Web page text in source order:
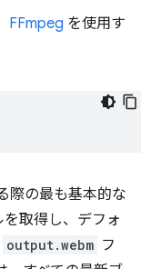
FFmpeg を使用す
際の最も基本的な
を取得し、デフォ
output.webm フ